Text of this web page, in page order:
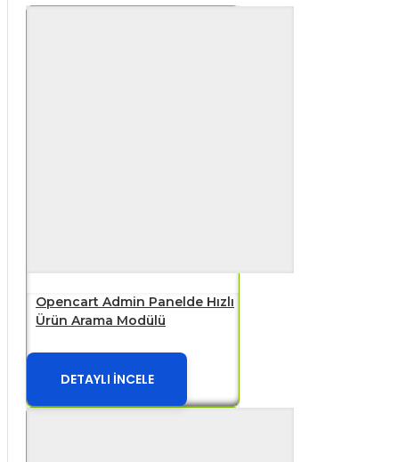
Opencart Admin Panelde Hızlı
Ürün Arama Modülü
DETAYLI İNCELE